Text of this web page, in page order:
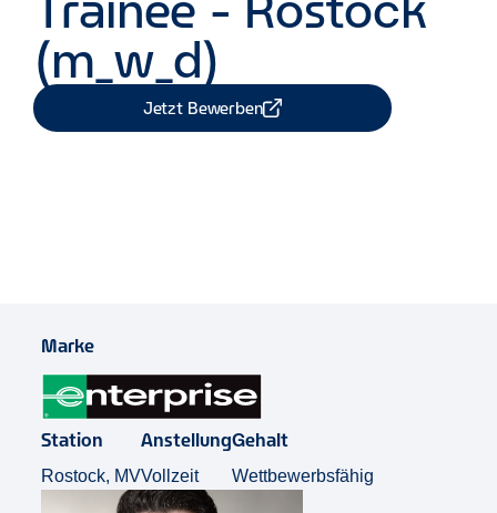
(m_w_d)
Jetzt Bewerben
Marke
Station
Rostock, MV
Anstellung
Vollzeit
Gehalt
Wettbewerbsfähig